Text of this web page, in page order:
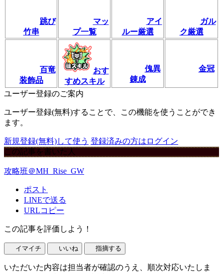
跳び
竹串
マッ
プ一覧
アイ
ルー厳選
ガル
ク厳選
百竜
装飾品
おす
すめスキル
傀異
錬成
金冠
ユーザー登録のご案内
ユーザー登録(無料)することで、この機能を使うことができ
ます。
新規登録(無料)して使う 登録済みの方はログイン
この記事を書いた人
攻略班＠MH_Rise_GW
ポスト
LINEで送る
URLコピー
この記事を評価しよう！
イマイチ いいね 指摘する
いただいた内容は担当者が確認のうえ、順次対応いたしま